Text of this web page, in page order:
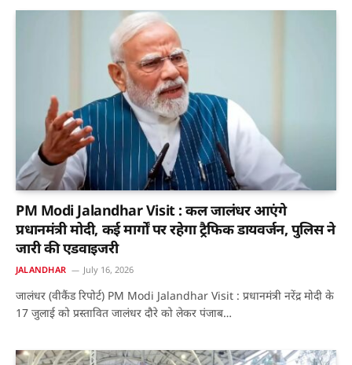
PM Modi Jalandhar Visit : कल जालंधर आएंगे
प्रधानमंत्री मोदी, कई मार्गों पर रहेगा ट्रैफिक डायवर्जन, पुलिस ने
जारी की एडवाइजरी
JALANDHAR July 16, 2026
जालंधर (वीकैंड रिपोर्ट) PM Modi Jalandhar Visit : प्रधानमंत्री नरेंद्र मोदी के
17 जुलाई को प्रस्तावित जालंधर दौरे को लेकर पंजाब…